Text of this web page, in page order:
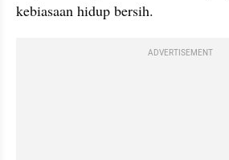
kebiasaan hidup bersih.
ADVERTISEMENT